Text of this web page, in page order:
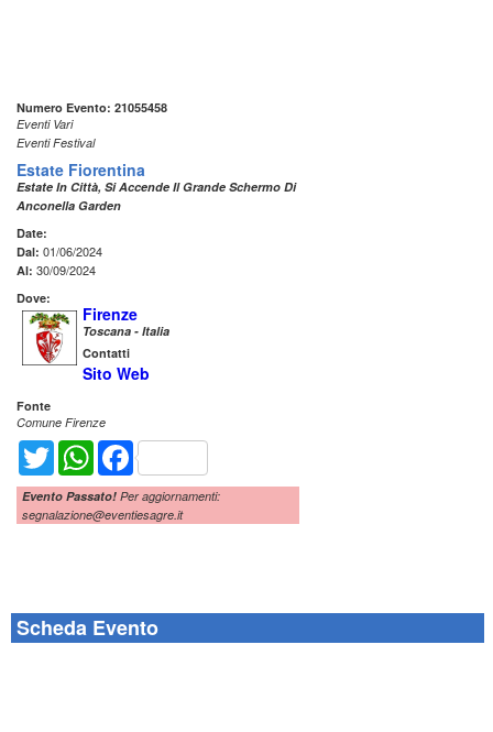
Numero Evento: 21055458
Eventi Vari
Eventi Festival
Estate Fiorentina
Estate In Città, Si Accende Il Grande Schermo Di
Anconella Garden
Date:
Dal: 01/06/2024
Al: 30/09/2024
Dove:
Firenze
Toscana - Italia
Contatti
Sito Web
Fonte
Comune Firenze
Twitter WhatsAppFacebook
Evento Passato! Per aggiornamenti:
segnalazione@eventiesagre.it
Scheda Evento